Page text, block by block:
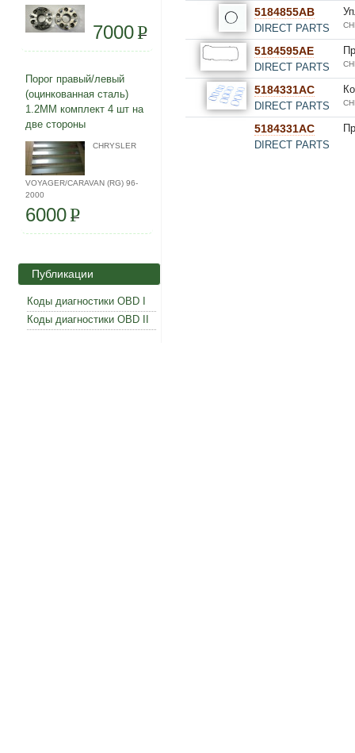
7000P
Порог правый/левый
(оцинкованная сталь)
1.2ММ комплект 4 шт на
две стороны
CHRYSLER
VOYAGER/CARAVAN (RG) 96-
2000
6000P
Публикации
Коды диагностики OBD I
Коды диагностики OBD II
5184855AB
DIRECT PARTS
5184595AE
DIRECT PARTS
5184331AC
DIRECT PARTS
5184331AC
DIRECT PARTS